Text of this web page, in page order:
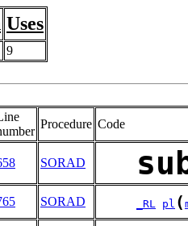
Uses
9
Procedure Code
SORAD
SORAD _RL pl (